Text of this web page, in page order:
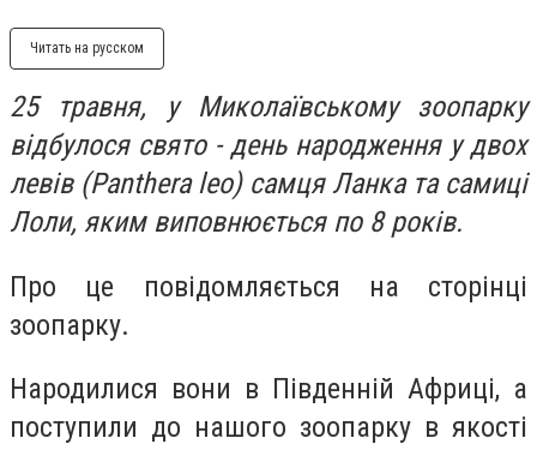
Читать на русском
25 травня, у Миколаївському зоопарку
відбулося свято - день народження у двох
левів (Panthera leo) самця Ланка та самиці
Лоли, яким виповнюється по 8 років.
Про це повідомляється на сторінці
зоопарку.
Народилися вони в Південній Африці, а
поступили до нашого зоопарку в якості